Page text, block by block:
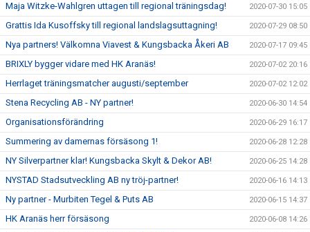
Maja Witzke-Wahlgren uttagen till regional träningsdag! 2020-07-30 15:05
Grattis Ida Kusoffsky till regional landslagsuttagning! 2020-07-29 08:50
Nya partners! Välkomna Viavest & Kungsbacka Åkeri AB 2020-07-17 09:45
BRIXLY bygger vidare med HK Aranäs! 2020-07-02 20:16
Herrlaget träningsmatcher augusti/september 2020-07-02 12:02
Stena Recycling AB - NY partner! 2020-06-30 14:54
Organisationsförändring 2020-06-29 16:17
Summering av damernas försäsong 1! 2020-06-28 12:28
NY Silverpartner klar! Kungsbacka Skylt & Dekor AB! 2020-06-25 14:28
NYSTAD Stadsutveckling AB ny tröj-partner! 2020-06-16 14:13
Ny partner - Murbiten Tegel & Puts AB 2020-06-15 14:37
HK Aranäs herr försäsong 2020-06-08 14:26